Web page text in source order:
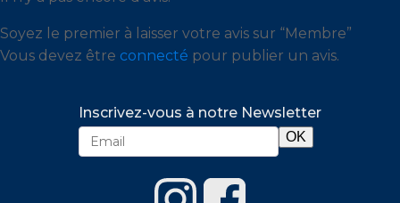
Soyez le premier à laisser votre avis sur “Membre”
Vous devez être connecté pour publier un avis.
Inscrivez-vous à notre Newsletter